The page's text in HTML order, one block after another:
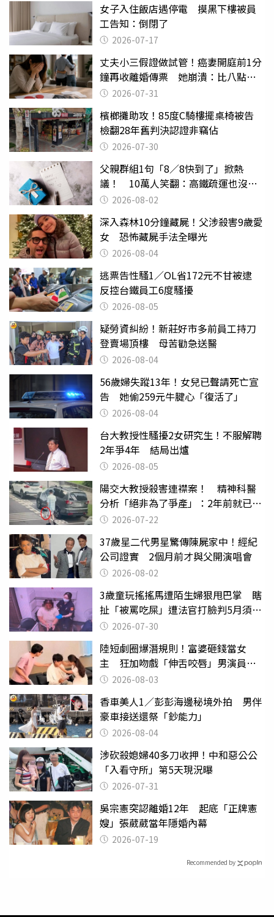
女子入住飯店遇停電 摸黑下樓被員
工告知：倒閉了
2026-07-17
丈夫小三假證做試管！癌妻開庭前1分
鐘再收離婚傳票 她崩潰：比八點檔
還扯2026-07-31
檳榔攤助攻！85度C騎樓擺桌椅被告
檢翻28年舊判決認證非竊佔
2026-07-30
父親群組1句「8／8快到了」掀熱
議！ 10萬人笑翻：高鐵疏運也沒列
父親節
2026-08-02
深入森林10分鐘藏屍！父涉殺害9歲愛
女 恐怖藏屍手法全曝光
2026-08-04
逃票告性騷1／OL省172元不甘被逮
反控台鐵員工6度騷擾
2026-08-05
疑勞資糾紛！新莊好市多前員工持刀
登賣場頂樓 母苦勸急送醫
2026-08-04
56歲婦失蹤13年！女兒已聲請死亡宣
告 她偷259元牛腱心「復活了」
2026-08-04
台大教授性騷擾2女研究生！不服解聘
2年爭4年 結局出爐
2026-08-05
陽交大教授殺害連襟案！ 精神科醫
分析「絕非為了爭產」：2年前就已言
行詭異
2026-07-22
37歲星二代男星驚傳陳屍家中！經紀
公司證實 2個月前才與父開演唱會
2026-08-02
3歲童玩搖搖馬遭陌生婦狠甩巴掌 瞎
扯「被罵吃屎」遭法官打臉判5月須入
監 2026-07-30
陸短劇圈爆潛規則！富婆砸錢當女
主 狂加吻戲「伸舌咬唇」男演員崩
潰 2026-08-03
香車美人1／彭彭海邊秘境外拍 男伴
豪車接送還祭「鈔能力」
2026-08-04
涉砍殺媳婦40多刀收押！中和惡公公
「入看守所」第5天現況曝
2026-07-31
吳宗憲突認離婚12年 起底「正牌憲
嫂」張葳葳當年隱婚內幕
2026-07-19
Recommended by